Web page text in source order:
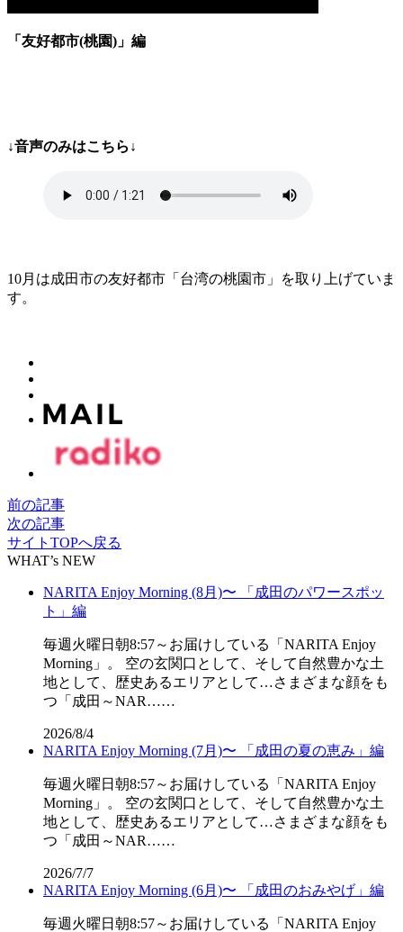
「友好都市(桃園)」編
↓音声のみはこちら↓
10月は成田市の友好都市「台湾の桃園市」を取り上げていま
す。
前の記事
次の記事
サイトTOPへ戻る
WHAT’s NEW
NARITA Enjoy Morning (8月)〜 「成田のパワースポッ
ト」編
毎週火曜日朝8:57～お届けしている「NARITA Enjoy
Morning」。 空の玄関口として、そして自然豊かな土
地として、歴史あるエリアとして…さまざまな顔をも
つ「成田～NAR……
2026/8/4
NARITA Enjoy Morning (7月)〜 「成田の夏の恵み」編
毎週火曜日朝8:57～お届けしている「NARITA Enjoy
Morning」。 空の玄関口として、そして自然豊かな土
地として、歴史あるエリアとして…さまざまな顔をも
つ「成田～NAR……
2026/7/7
NARITA Enjoy Morning (6月)〜 「成田のおみやげ」編
毎週火曜日朝8:57～お届けしている「NARITA Enjoy